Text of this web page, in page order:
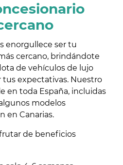
enorgullece ser tu
cercano, brindándote
de vehículos de lujo
tus expectativas. Nuestro
en toda España, incluidas
modelos
en Canarias.
de beneficios